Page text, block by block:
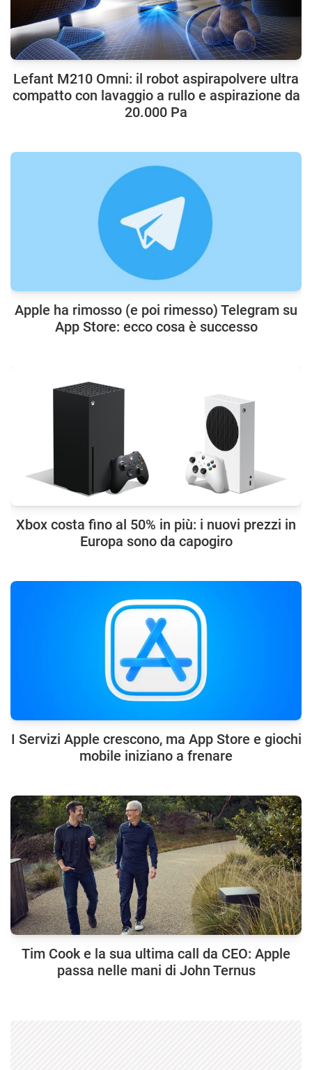
Lefant M210 Omni: il robot aspirapolvere ultra
compatto con lavaggio a rullo e aspirazione da
20.000 Pa
Apple ha rimosso (e poi rimesso) Telegram su
App Store: ecco cosa è successo
Xbox costa fino al 50% in più: i nuovi prezzi in
Europa sono da capogiro
I Servizi Apple crescono, ma App Store e giochi
mobile iniziano a frenare
Tim Cook e la sua ultima call da CEO: Apple
passa nelle mani di John Ternus